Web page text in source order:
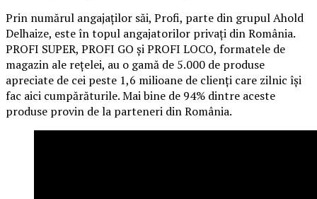
Prin numărul angajaților săi, Profi, parte din grupul Ahold
Delhaize, este în topul angajatorilor privați din România.
PROFI SUPER, PROFI GO și PROFI LOCO, formatele de
magazin ale rețelei, au o gamă de 5.000 de produse
apreciate de cei peste 1,6 milioane de clienți care zilnic își
fac aici cumpărăturile. Mai bine de 94% dintre aceste
produse provin de la parteneri din România.